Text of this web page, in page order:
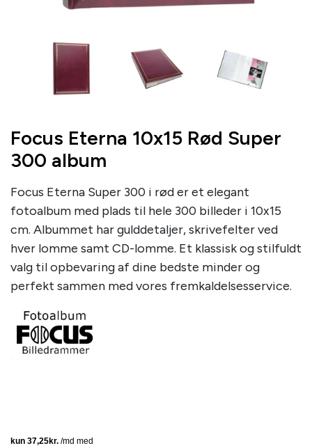
Focus Eterna 10x15 Rød Super
300 album
Focus Eterna Super 300 i rød er et elegant
fotoalbum med plads til hele 300 billeder i 10x15
cm. Albummet har gulddetaljer, skrivefelter ved
hver lomme samt CD-lomme. Et klassisk og stilfuldt
valg til opbevaring af dine bedste minder og
perfekt sammen med vores fremkaldelsesservice.